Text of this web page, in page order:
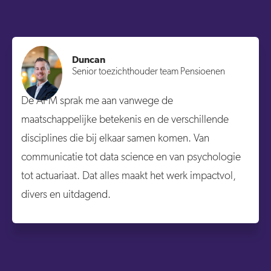
Duncan
Senior toezichthouder team Pensioenen
De AFM sprak me aan vanwege de
maatschappelijke betekenis en de verschillende
disciplines die bij elkaar samen komen. Van
communicatie tot data science en van psychologie
tot actuariaat. Dat alles maakt het werk impactvol,
divers en uitdagend.